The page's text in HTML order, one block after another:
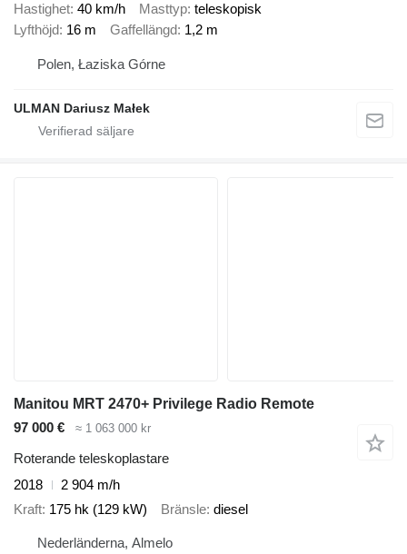
Hastighet 40 km/h Masttyp teleskopisk
Lyfthöjd 16 m Gaffellängd 1,2 m
Polen, Łaziska Górne
ULMAN Dariusz Małek
Manitou MRT 2470+ Privilege Radio Remote
97 000 €
≈ 1 063 000 kr
Roterande teleskoplastare
2018
2 904 m/h
Kraft 175 hk (129 kW) Bränsle diesel
Nederländerna, Almelo